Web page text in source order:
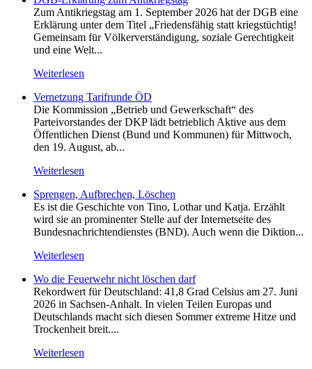
Zum Antikriegstag am 1. September 2026 hat der DGB eine
Erklärung unter dem Titel „Friedensfähig statt kriegstüchtig!
Gemeinsam für Völkerverständigung, soziale Gerechtigkeit
und eine Welt...
Weiterlesen
Vernetzung Tarifrunde ÖD
Die Kommission „Betrieb und Gewerkschaft“ des
Parteivorstandes der DKP lädt betrieblich Aktive aus dem
Öffentlichen Dienst (Bund und Kommunen) für Mittwoch,
den 19. August, ab...
Weiterlesen
Sprengen, Aufbrechen, Löschen
Es ist die Geschichte von Tino, Lothar und Katja. Erzählt
wird sie an prominenter Stelle auf der Internetseite des
Bundesnachrichtendienstes (BND). Auch wenn die Diktion...
Weiterlesen
Wo die Feuerwehr nicht löschen darf
Rekordwert für Deutschland: 41,8 Grad Celsius am 27. Juni
2026 in Sachsen-Anhalt. In vielen Teilen Europas und
Deutschlands macht sich diesen Sommer extreme Hitze und
Trockenheit breit....
Weiterlesen